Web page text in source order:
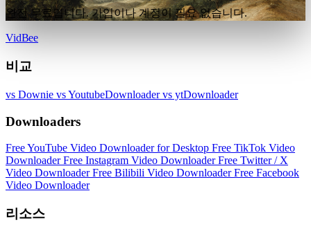
완전 무료입니다. 가입이나 계정이 필요 없습니다.
VidBee
비교
vs Downie vs YoutubeDownloadervs ytDownloader
Downloaders
Free YouTube Video Downloader for Desktop Free TikTok Video
DownloaderFree Instagram Video DownloaderFree Twitter / X
Video DownloaderFree Bilibili Video DownloaderFree Facebook
Video Downloader
리소스